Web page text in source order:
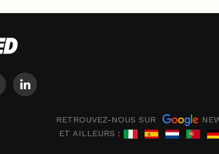
RETROUVEZ-NOUS SUR
ET AILLEURS :